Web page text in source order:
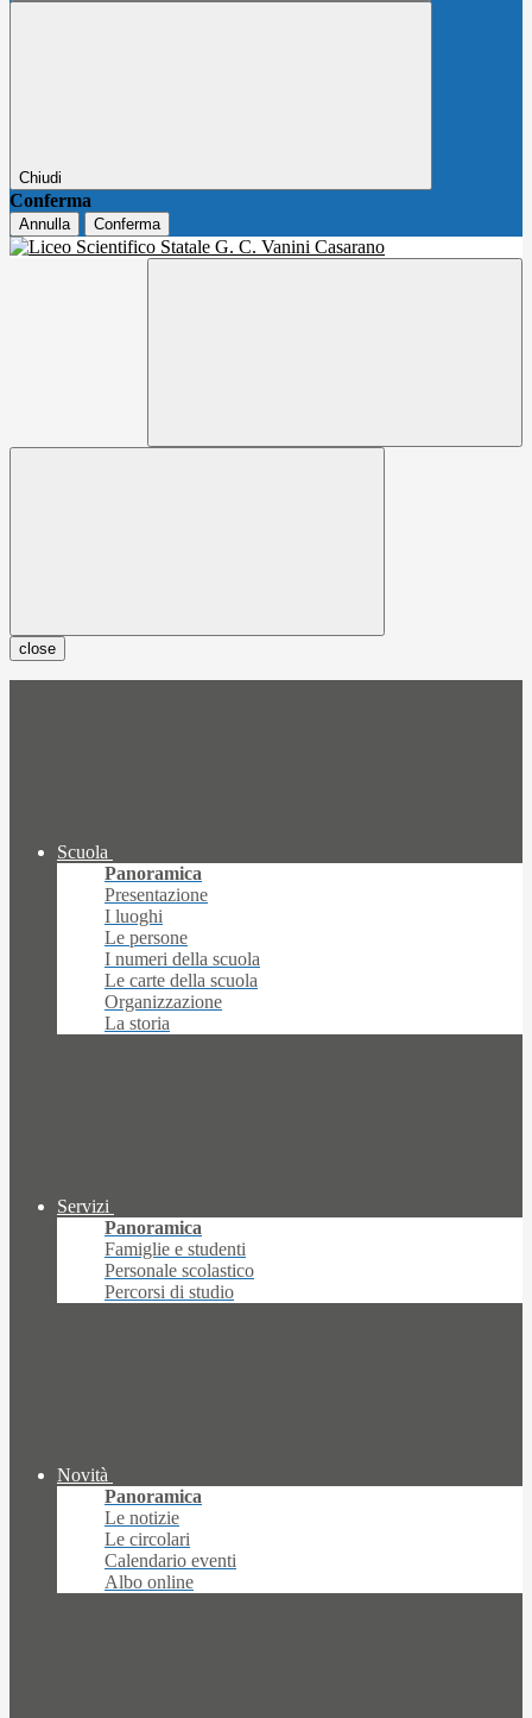
Chiudi
Conferma
Annulla Conferma
close
Scuola
Panoramica
Presentazione
I luoghi
Le persone
I numeri della scuola
Le carte della scuola
Organizzazione
La storia
Servizi
Panoramica
Famiglie e studenti
Personale scolastico
Percorsi di studio
Novità
Panoramica
Le notizie
Le circolari
Calendario eventi
Albo online